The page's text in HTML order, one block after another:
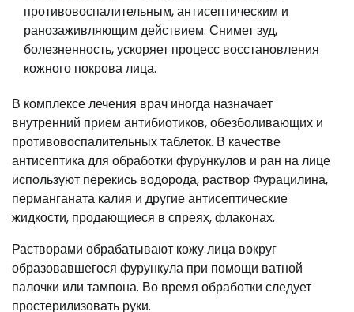
противовоспалительным, антисептическим и
ранозаживляющим действием. Снимет зуд,
болезненность, ускоряет процесс восстановления
кожного покрова лица.
В комплексе лечения врач иногда назначает
внутренний прием антибиотиков, обезболивающих и
противовоспалительных таблеток. В качестве
антисептика для обработки фурункулов и ран на лице
используют перекись водорода, раствор Фурацилина,
перманганата калия и другие антисептические
жидкости, продающиеся в спреях, флаконах.
Растворами обрабатывают кожу лица вокруг
образовавшегося фурункула при помощи ватной
палочки или тампона. Во время обработки следует
простерилизовать руки.